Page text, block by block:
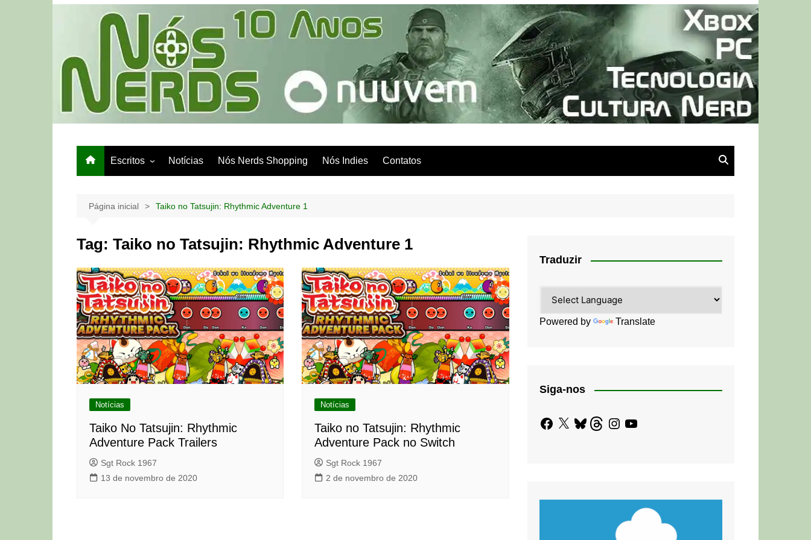
Escritos
Papo de Bar
Notícias Nós Nerds Shopping Nós Indies Contatos
Página inicial Taiko no Tatsujin: Rhythmic Adventure 1
Tag: Taiko no Tatsujin: Rhythmic Adventure 1
Notícias
Taiko No Tatsujin: Rhythmic
Adventure Pack Trailers
Sgt Rock 1967
13 de novembro de 2020
Notícias
Taiko no Tatsujin: Rhythmic
Adventure Pack no Switch
Sgt Rock 1967
2 de novembro de 2020
Traduzir
Powered by Translate
Siga-nos
Facebook
X BlueskyThreadsInstagram
YouTube